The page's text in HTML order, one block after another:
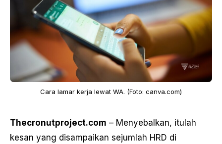
Cara lamar kerja lewat WA. (Foto: canva.com)
Thecronutproject.com – Menyebalkan, itulah
kesan yang disampaikan sejumlah HRD di